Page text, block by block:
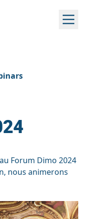
Forum Dimo 2024
nous animerons